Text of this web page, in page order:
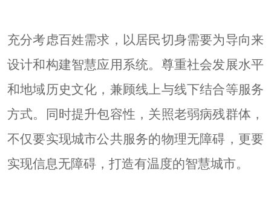
充分考虑百姓需求，以居民切身需要为导向来
设计和构建智慧应用系统。尊重社会发展水平
和地域历史文化，兼顾线上与线下结合等服务
方式。同时提升包容性，关照老弱病残群体，
不仅要实现城市公共服务的物理无障碍，更要
实现信息无障碍，打造有温度的智慧城市。